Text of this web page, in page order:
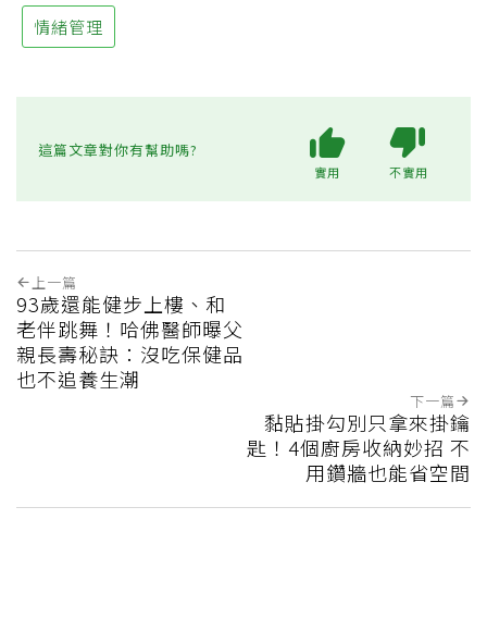
情緒管理
這篇文章對你有幫助嗎?
實用 不實用
上一篇
93歲還能健步上樓、和
老伴跳舞！哈佛醫師曝父
親長壽秘訣：沒吃保健品
也不追養生潮
下一篇
黏貼掛勾別只拿來掛鑰
匙！4個廚房收納妙招 不
用鑽牆也能省空間